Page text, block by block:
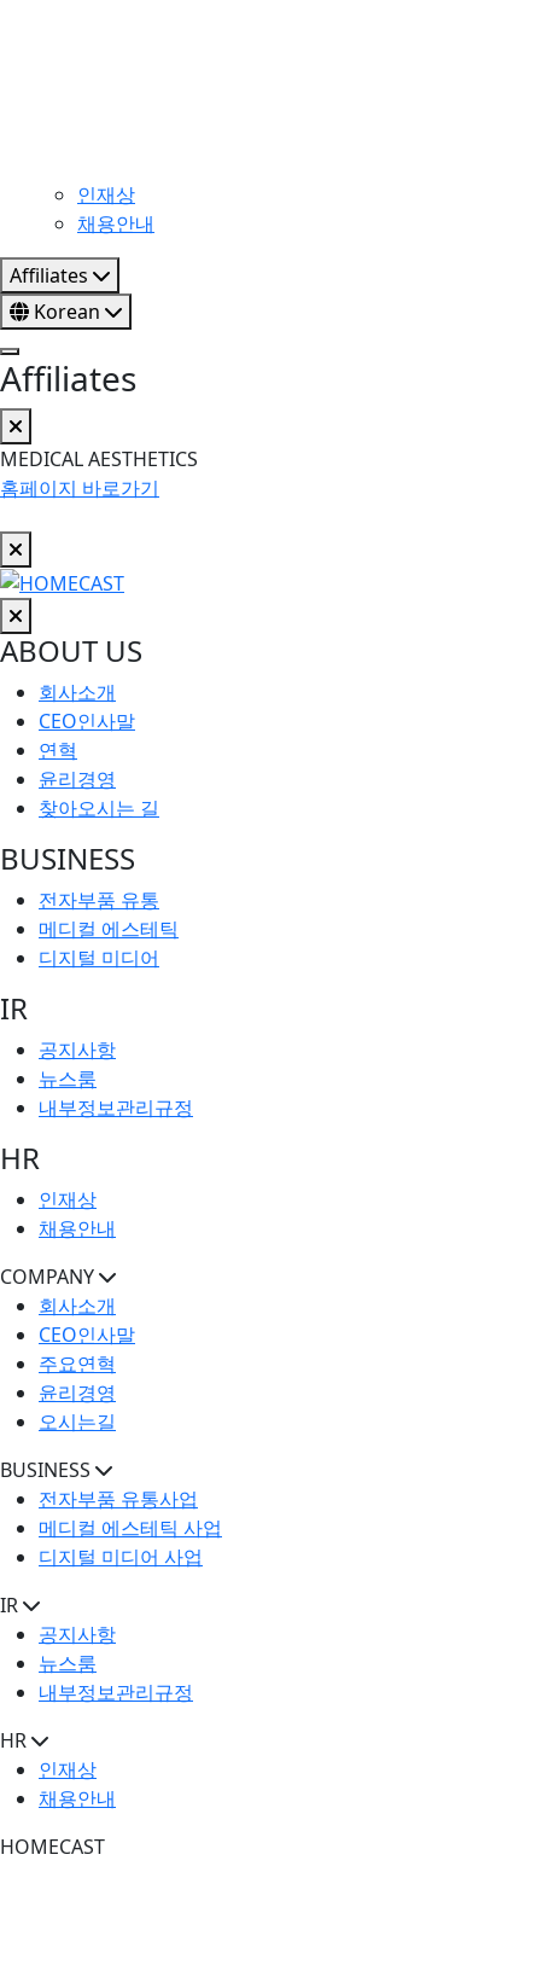
인재상
채용안내
Affiliates
Korean
Affiliates
MEDICAL AESTHETICS
홈페이지 바로가기
ABOUT US
회사소개
CEO인사말
연혁
윤리경영
찾아오시는 길
BUSINESS
전자부품 유통
메디컬 에스테틱
디지털 미디어
IR
공지사항
뉴스룸
내부정보관리규정
HR
인재상
채용안내
COMPANY
회사소개
CEO인사말
주요연혁
윤리경영
오시는길
BUSINESS
전자부품 유통사업
메디컬 에스테틱 사업
디지털 미디어 사업
IR
공지사항
뉴스룸
내부정보관리규정
HR
인재상
채용안내
HOMECAST